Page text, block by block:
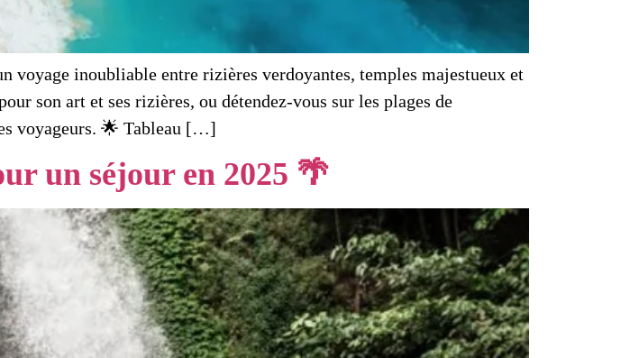
voyage inoubliable entre rizières verdoyantes, temples majestueux et
son art et ses rizières, ou détendez-vous sur les plages de
voyageurs. 🌟 Tableau […]
un séjour en 2025 🌴